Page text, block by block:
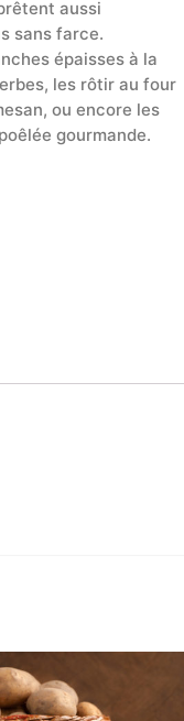
aussi
sans farce.
épaisses à la
les rôtir au four
ou encore les
gourmande.